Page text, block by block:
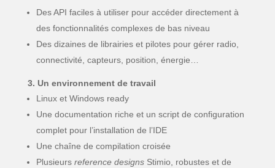
Des API faciles à utiliser pour accéder directement à
des fonctionnalités complexes de bas niveau
Des dizaines de librairies et pilotes pour gérer radio,
connectivité, capteurs, position, énergie…
3. Un environnement de travail
Linux et Windows ready
Une documentation riche et un script de configuration
complet pour l’installation de l’IDE
Une chaîne de compilation croisée
Plusieurs reference designsStimio, robustes et de